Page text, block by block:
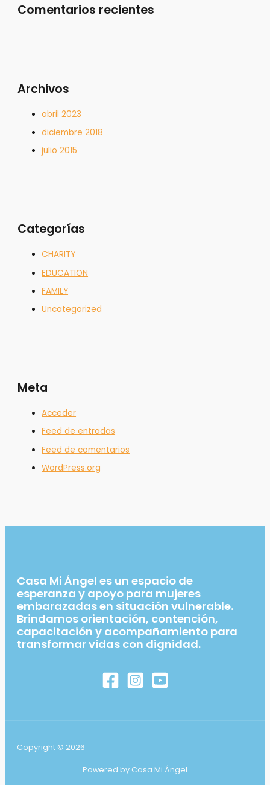
Comentarios recientes
Archivos
abril 2023
diciembre 2018
julio 2015
Categorías
CHARITY
EDUCATION
FAMILY
Uncategorized
Meta
Acceder
Feed de entradas
Feed de comentarios
WordPress.org
Casa Mi Ángel es un espacio de
esperanza y apoyo para mujeres
embarazadas en situación vulnerable.
Brindamos orientación, contención,
capacitación y acompañamiento para
transformar vidas con dignidad.
Copyright © 2026
Powered by Casa Mi Ángel